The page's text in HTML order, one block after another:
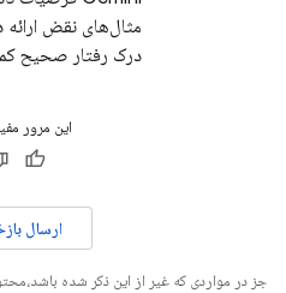
مثال‌های نقض ارائه
درک رفتار صحیح
این مرور
ارسال
جز در مواردی که غیر از این ذکر شده